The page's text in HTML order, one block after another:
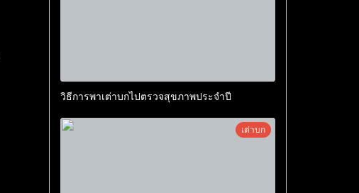
วิธีการพาเต่าบกไปตรวจสุขภาพประจำปี
เต่าบก